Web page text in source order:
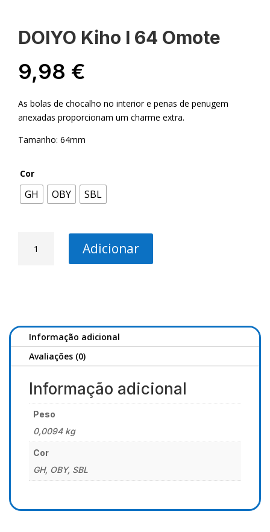
DOIYO Kiho I 64 Omote
9,98 €
As bolas de chocalho no interior e penas de penugem
anexadas proporcionam um charme extra.
Tamanho: 64mm
Cor
GH OBY SBL
Adicionar
Informação adicional
Avaliações (0)
Informação adicional
Peso
0,0094 kg
Cor
GH, OBY, SBL